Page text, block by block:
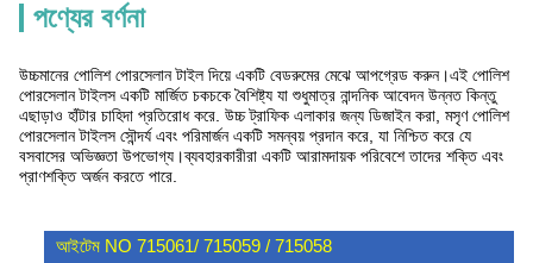
পণ্যের বর্ণনা
উচ্চমানের পোলিশ পোরসেলান টাইল দিয়ে একটি বেডরুমের মেঝে আপগ্রেড করুন।এই পোলিশ
পোরসেলান টাইলস একটি মার্জিত চকচকে বৈশিষ্ট্য যা শুধুমাত্র নান্দনিক আবেদন উন্নত কিন্তু
এছাড়াও হাঁটার চাহিদা প্রতিরোধ করে. উচ্চ ট্রাফিক এলাকার জন্য ডিজাইন করা, মসৃণ পোলিশ
পোরসেলান টাইলস সৌন্দর্য এবং পরিমার্জন একটি সমন্বয় প্রদান করে, যা নিশ্চিত করে যে
বসবাসের অভিজ্ঞতা উপভোগ্য।ব্যবহারকারীরা একটি আরামদায়ক পরিবেশে তাদের শক্তি এবং
প্রাণশক্তি অর্জন করতে পারে.
আইটেম NO 715061/ 715059 / 715058